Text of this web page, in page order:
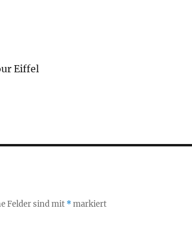
Eiffel
Felder sind mit *markiert